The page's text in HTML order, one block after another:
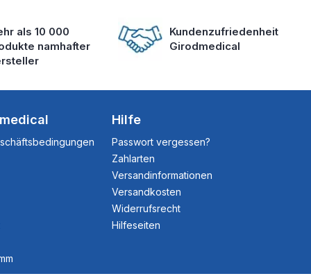
als 10 000
namhafter
Kundenzufriedenheit
Girodmedical
Hilfe
Passwort vergessen?
Zahlarten
Versandinformationen
Versandkosten
Widerrufsrecht
Hilfeseiten